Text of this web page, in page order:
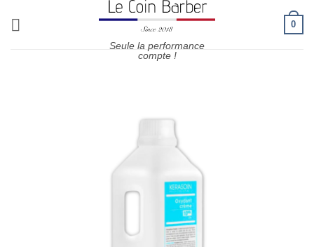
Seule la performance
compte !
0